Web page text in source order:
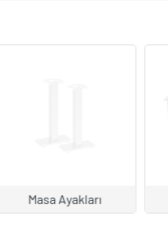
Masa Çeşitleri